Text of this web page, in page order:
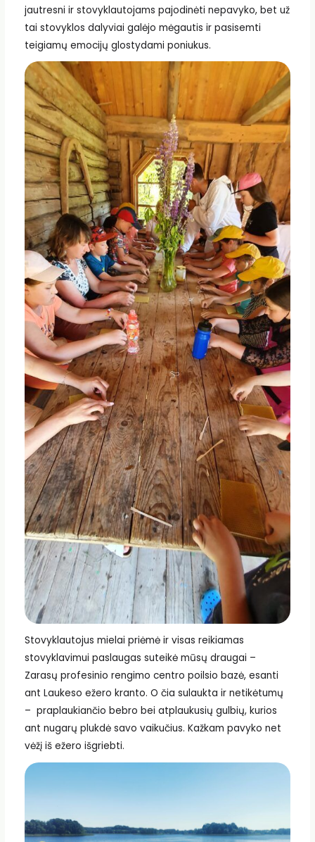
jautresni ir stovyklautojams pajodinėti nepavyko, bet už
tai stovyklos dalyviai galėjo mėgautis ir pasisemti
teigiamų emocijų glostydami poniukus.
Stovyklautojus mielai priėmė ir visas reikiamas
stovyklavimui paslaugas suteikė mūsų draugai –
Zarasų profesinio rengimo centro poilsio bazė, esanti
ant Laukeso ežero kranto. O čia sulaukta ir netikėtumų
– praplaukiančio bebro bei atplaukusių gulbių, kurios
ant nugarų plukdė savo vaikučius. Kažkam pavyko net
vėžį iš ežero išgriebti.